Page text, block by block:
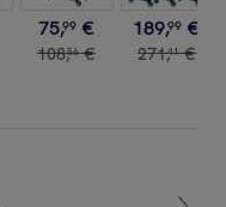
75,99 €
108,56 €
189,99 €
271,41 €